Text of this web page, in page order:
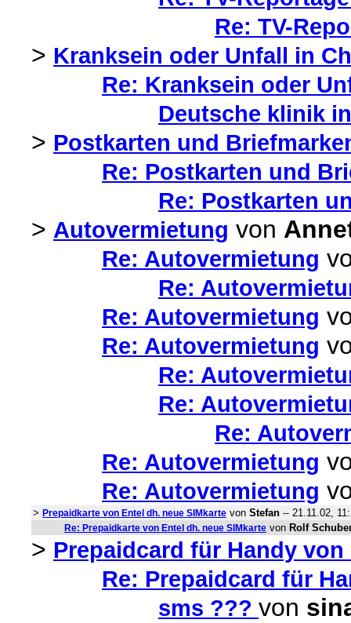
Re: TV-
> Kranksein oder Unfall in
Re: Kranksein oder
Deutsche klinik
> Postkarten und
Re: Postkarten und
Re: Postkarten
> Autovermietung von
Re: Autovermietung
Re:
Re: Autovermietung
Re: Autovermietung
Re:
Re:
Re:
Re: Autovermietung
Re: Autovermietung
> Prepaidkarte von Entel dh. neue SIMkarte von Stefan -- 21.11.02,
Re: Prepaidkarte von Entel dh. neue SIMkarte von Rolf
> Prepaidcard für Handy von
Re: Prepaidcard für
sms ??? von